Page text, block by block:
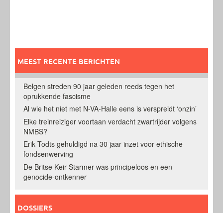
MEEST RECENTE BERICHTEN
Belgen streden 90 jaar geleden reeds tegen het
oprukkende fascisme
Al wie het niet met N-VA-Halle eens is verspreidt ‘onzin’
Elke treinreiziger voortaan verdacht zwartrijder volgens
NMBS?
Erik Todts gehuldigd na 30 jaar inzet voor ethische
fondsenwerving
De Britse Keir Starmer was principeloos en een
genocide-ontkenner
DOSSIERS